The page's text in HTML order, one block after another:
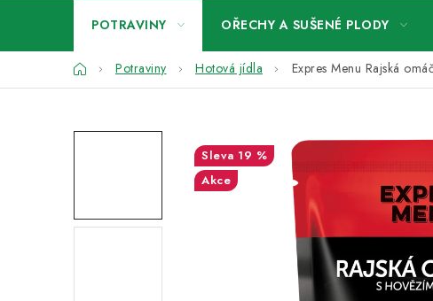
POTRAVINY OŘECHY A SUŠENÉ PLODY
DomůPotraviny Hotová jídla Expres Menu Rajská
19 %
Akce